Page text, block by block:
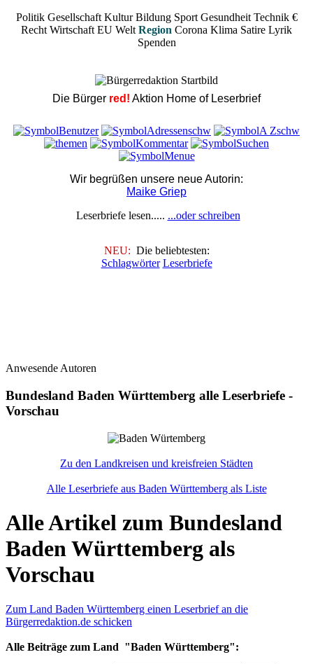
Politik Gesellschaft Kultur Bildung Sport Gesundheit Technik €
Recht Wirtschaft EU Welt Region Corona Klima Satire Lyrik
Spenden
Die Bürger red! Aktion Home of Leserbrief
Wir begrüßen unsere neue Autorin:
Maike Griep
Leserbriefe lesen..... ...oder schreiben
NEU: Die beliebtesten:
Schlagwörter Leserbriefe
Anwesende Autoren
Bundesland Baden Württemberg alle Leserbriefe -
Vorschau
Zu den Landkreisen und kreisfreien Städten
Alle Leserbriefe aus Baden Württemberg als Liste
Alle Artikel zum Bundesland
Baden Württemberg als
Vorschau
Zum Land Baden Württemberg einen Leserbrief an die
Bürgerredaktion.de schicken
Alle Beiträge zum Land "Baden Württemberg":